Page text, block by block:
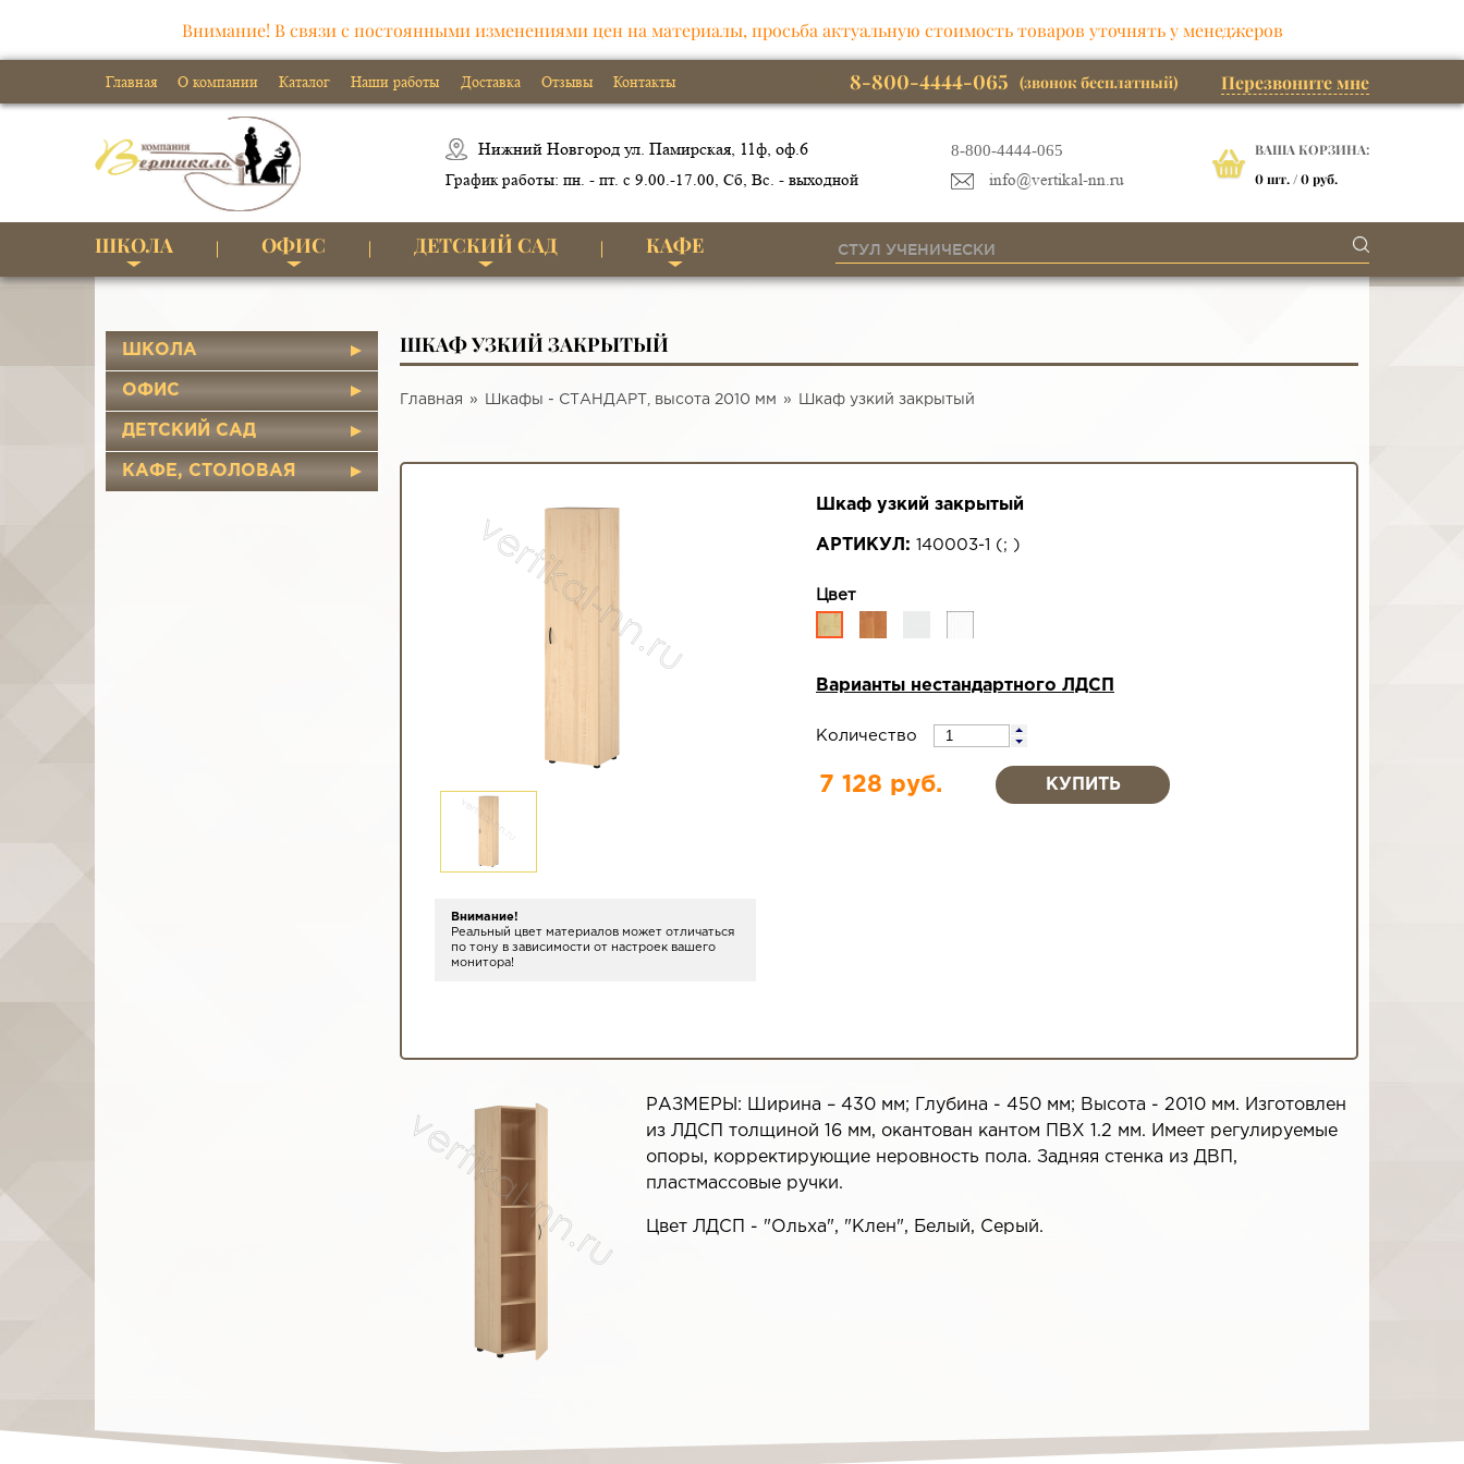
Внимание! В связи с постоянными изменениями цен на материалы, просьба актуальную стоимость товаров уточнять у менеджеров
Главная О компании Каталог Наши работы Доставка Отзывы Контакты 8-800-4444-065 (звонок бесплатный) Перезвоните мне
Нижний Новгород ул. Памирская, 11ф, оф.6
График работы: пн. - пт. с 9.00.-17.00, Сб, Вс. - выходной
8-800-4444-065
info@vertikal-nn.ru
ВАША КОРЗИНА:
0шт. /0 руб.
ШКОЛА ОФИС ДЕТСКИЙ САД КАФЕ
ШКОЛА
ОФИС
ДЕТСКИЙ САД
КАФЕ, СТОЛОВАЯ
ШКАФ УЗКИЙ ЗАКРЫТЫЙ
Главная Шкафы - СТАНДАРТ, высота 2010 мм Шкаф узкий закрытый
Внимание!
Реальный цвет материалов может отличаться
по тону в зависимости от настроек вашего
монитора!
Шкаф узкий закрытый
АРТИКУЛ: 140003-1 ( ; )
Цвет
Варианты нестандартного ЛДСП
Количество
7 128 руб.
РАЗМЕРЫ: Ширина – 430 мм; Глубина - 450 мм; Высота - 2010 мм. Изготовлен
из ЛДСП толщиной 16 мм, окантован кантом ПВХ 1.2 мм. Имеет регулируемые
опоры, корректирующие неровность пола. Задняя стенка из ДВП,
пластмассовые ручки.
Цвет ЛДСП - "Ольха", "Клен", Белый, Серый.